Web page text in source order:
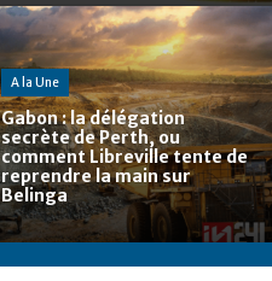
A la Une
Gabon : la délégation
secrète de Perth, ou
comment Libreville tente de
reprendre la main sur
Belinga